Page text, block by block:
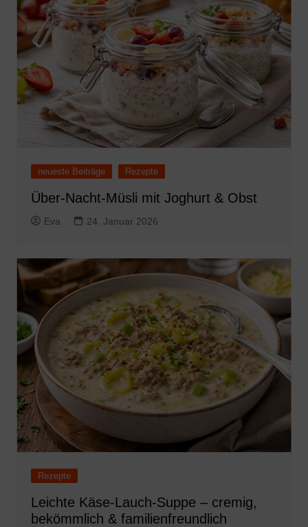
neueste Beiträge Rezepte
Über-Nacht-Müsli mit Joghurt & Obst
Eva 24. Januar 2026
Rezepte
Leichte Käse-Lauch-Suppe – cremig,
bekömmlich & familienfreundlich